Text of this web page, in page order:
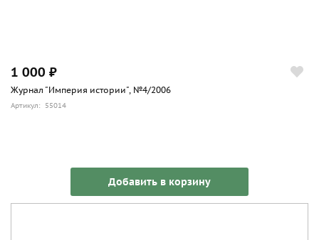
1 000 ₽
Журнал "Империя истории", №4/2006
Артикул: 55014
Добавить в корзину